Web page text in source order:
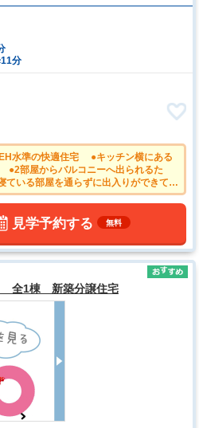
分
水準の快適住宅 ●キッチン横にある
部屋からバルコニーへ出られるた
ている部屋を通らずに出入りができて便
ながら調理ができる対面キッチン ●
見学予約する 無料
全1棟 新築分譲住宅